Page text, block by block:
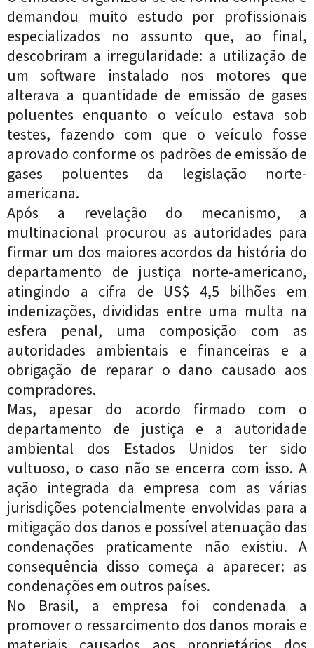
demandou muito estudo por profissionais
especializados no assunto que, ao final,
descobriram a irregularidade: a utilização de
um software instalado nos motores que
alterava a quantidade de emissão de gases
poluentes enquanto o veículo estava sob
testes, fazendo com que o veículo fosse
aprovado conforme os padrões de emissão de
gases poluentes da legislação norte-
americana.
Após a revelação do mecanismo, a
multinacional procurou as autoridades para
firmar um dos maiores acordos da história do
departamento de justiça norte-americano,
atingindo a cifra de US$ 4,5 bilhões em
indenizações, divididas entre uma multa na
esfera penal, uma composição com as
autoridades ambientais e financeiras e a
obrigação de reparar o dano causado aos
compradores.
Mas, apesar do acordo firmado com o
departamento de justiça e a autoridade
ambiental dos Estados Unidos ter sido
vultuoso, o caso não se encerra com isso. A
ação integrada da empresa com as várias
jurisdições potencialmente envolvidas para a
mitigação dos danos e possível atenuação das
condenações praticamente não existiu. A
consequência disso começa a aparecer: as
condenações em outros países.
No Brasil, a empresa foi condenada a
promover o ressarcimento dos danos morais e